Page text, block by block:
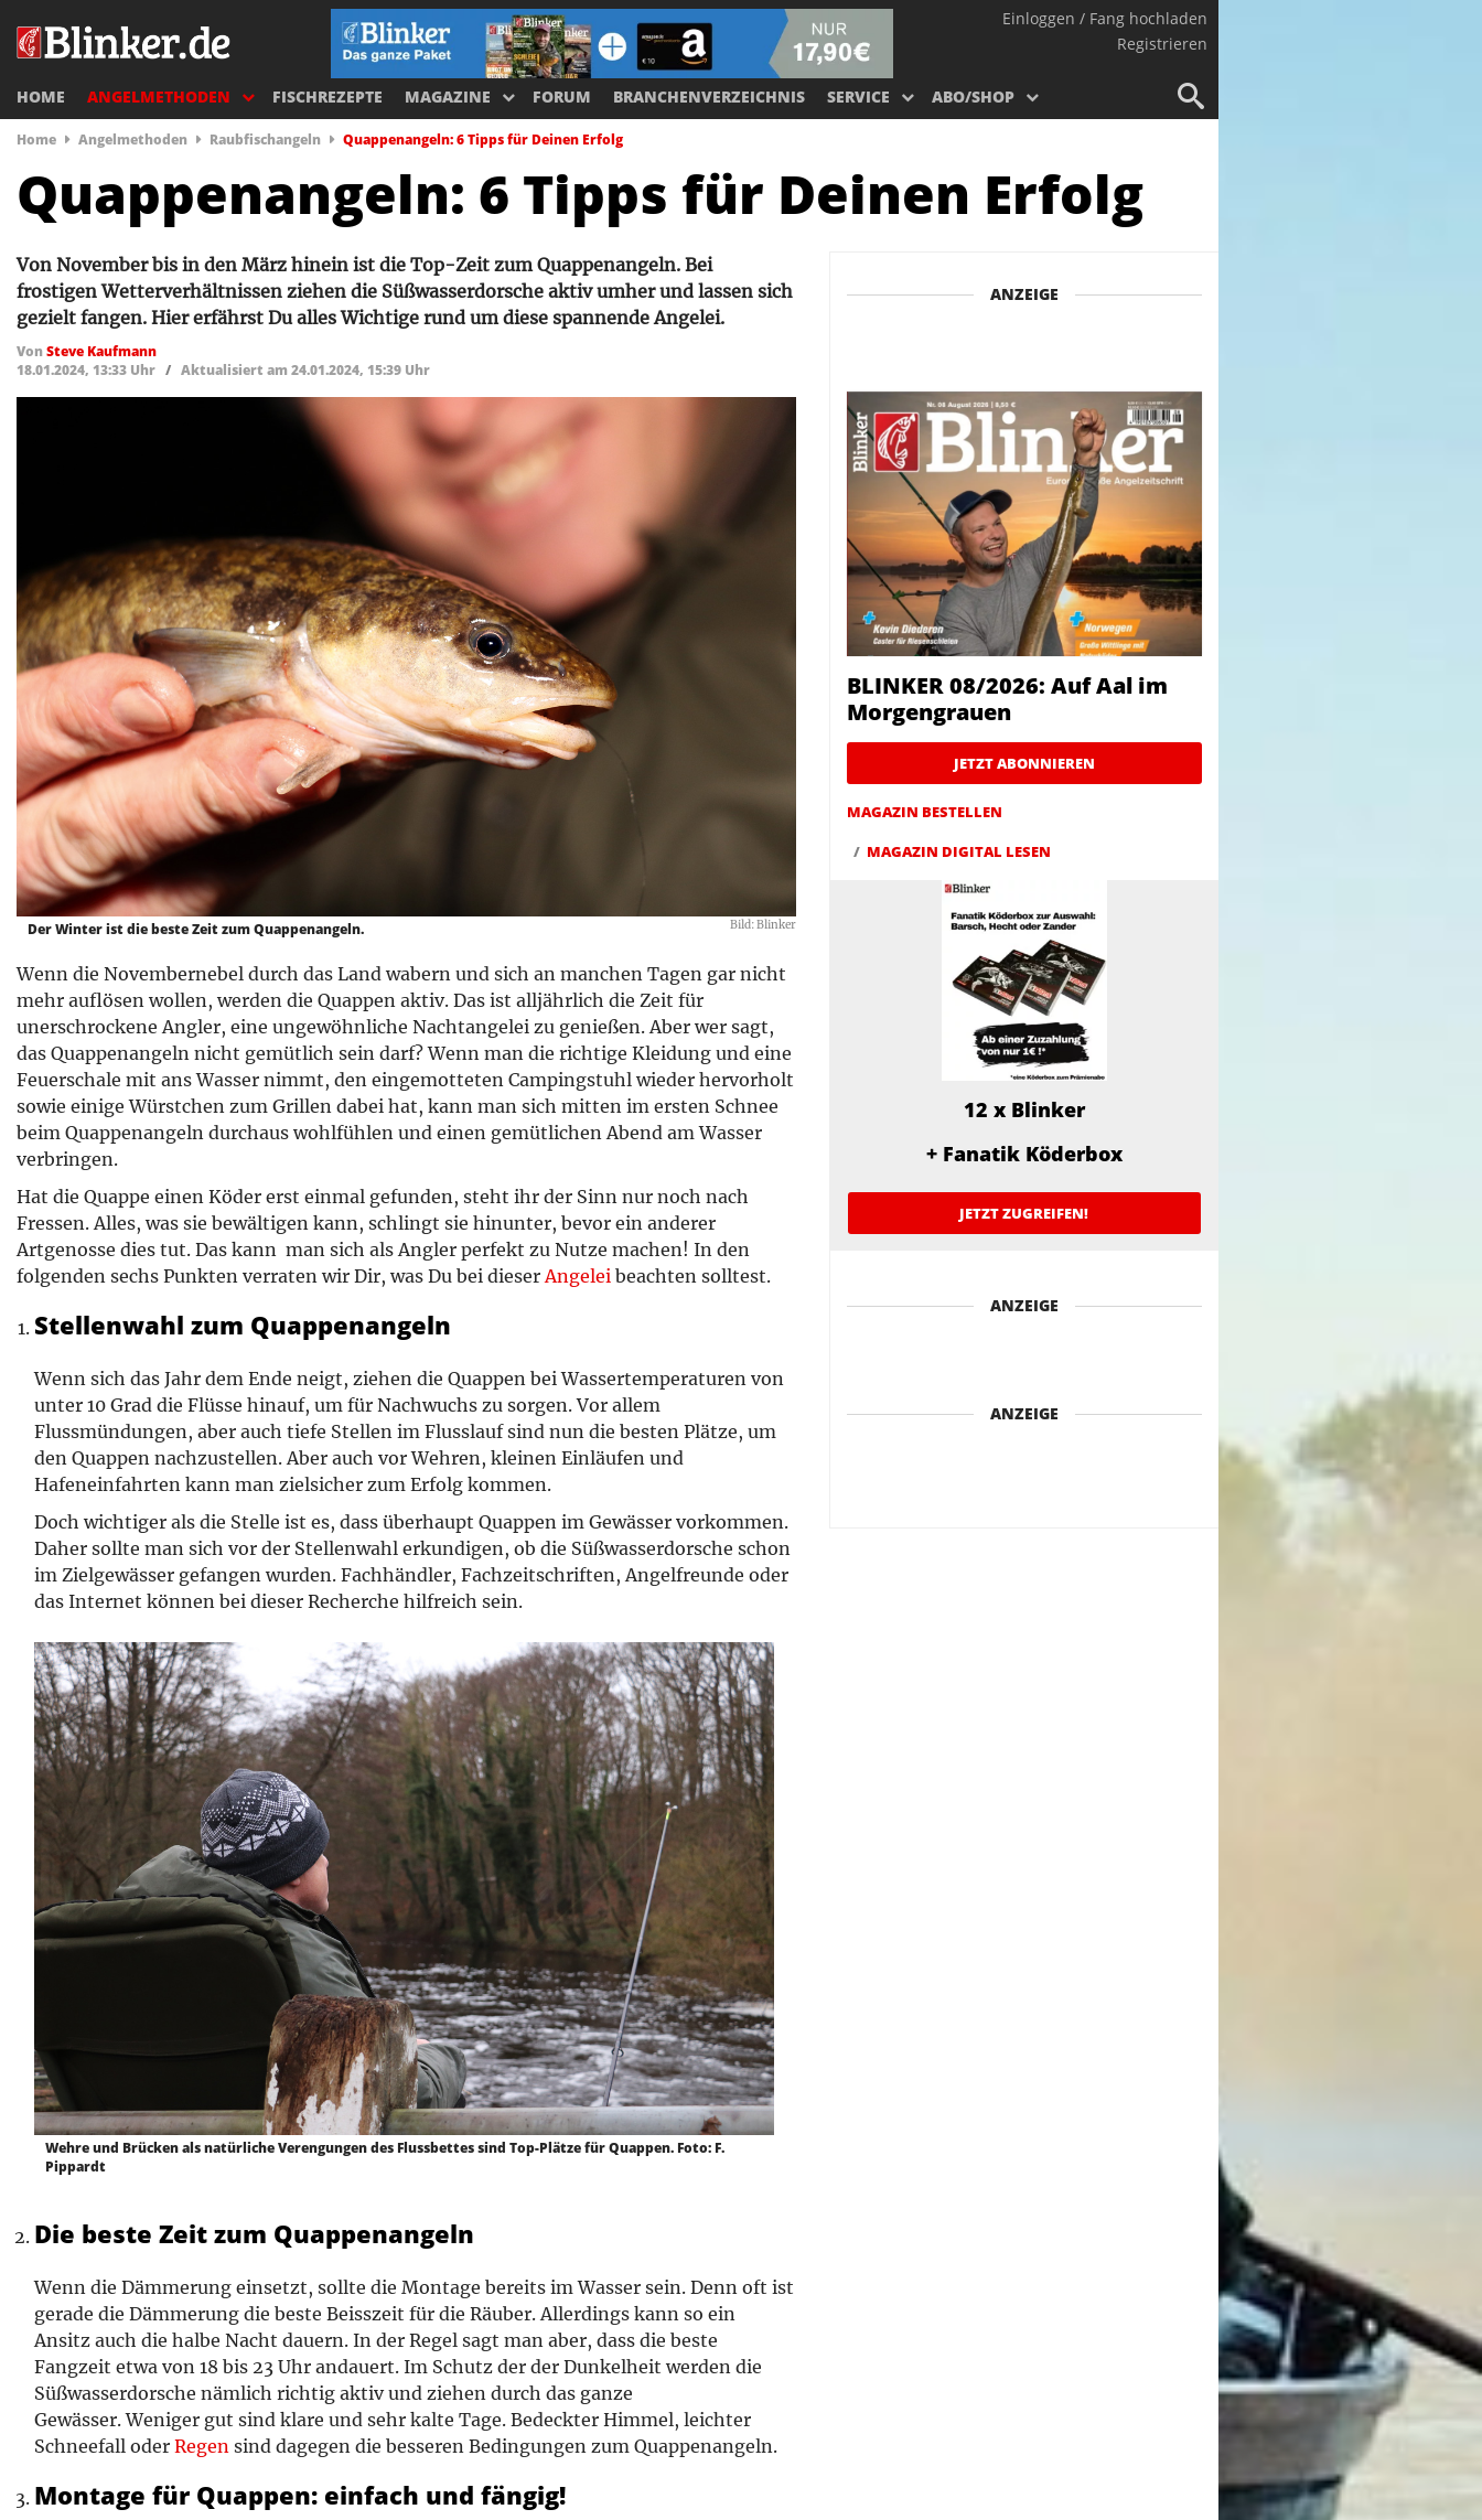
Einloggen / Fang hochladen
Registrieren
HOME ANGELMETHODEN FISCHREZEPTE MAGAZINE FORUM BRANCHENVERZEICHNIS SERVICE ABO/SHOP
Home Angelmethoden Raubfischangeln Quappenangeln: 6 Tipps für Deinen Erfolg
Quappenangeln: 6 Tipps für Deinen Erfolg
Von November bis in den März hinein ist die Top-Zeit zum Quappenangeln. Bei
frostigen Wetterverhältnissen ziehen die Süßwasserdorsche aktiv umher und lassen sich
gezielt fangen. Hier erfährst Du alles Wichtige rund um diese spannende Angelei.
VonSteve Kaufmann
18.01.2024, 13:33 Uhr / Aktualisiert am 24.01.2024, 15:39 Uhr
Bild: Blinker
Der Winter ist die beste Zeit zum Quappenangeln.
Wenn die Novembernebel durch das Land wabern und sich an manchen Tagen gar nicht
mehr auflösen wollen, werden die Quappen aktiv. Das ist alljährlich die Zeit für
unerschrockene Angler, eine ungewöhnliche Nachtangelei zu genießen. Aber wer sagt,
das Quappenangeln nicht gemütlich sein darf? Wenn man die richtige Kleidung und eine
Feuerschale mit ans Wasser nimmt, den eingemotteten Campingstuhl wieder hervorholt
sowie einige Würstchen zum Grillen dabei hat, kann man sich mitten im ersten Schnee
beim Quappenangeln durchaus wohlfühlen und einen gemütlichen Abend am Wasser
verbringen.
Hat die Quappe einen Köder erst einmal gefunden, steht ihr der Sinn nur noch nach
Fressen. Alles, was sie bewältigen kann, schlingt sie hinunter, bevor ein anderer
Artgenosse dies tut. Das kann man sich als Angler perfekt zu Nutze machen! In den
folgenden sechs Punkten verraten wir Dir, was Du bei dieserAngelei beachten solltest.
Stellenwahl zum Quappenangeln
Wenn sich das Jahr dem Ende neigt, ziehen die Quappen bei Wassertemperaturen von
unter 10 Grad die Flüsse hinauf, um für Nachwuchs zu sorgen. Vor allem
Flussmündungen, aber auch tiefe Stellen im Flusslauf sind nun die besten Plätze, um
den Quappen nachzustellen. Aber auch vor Wehren, kleinen Einläufen und
Hafeneinfahrten kann man zielsicher zum Erfolg kommen.
Doch wichtiger als die Stelle ist es, dass überhaupt Quappen im Gewässer vorkommen.
Daher sollte man sich vor der Stellenwahl erkundigen, ob die Süßwasserdorsche schon
im Zielgewässer gefangen wurden. Fachhändler, Fachzeitschriften, Angelfreunde oder
das Internet können bei dieser Recherche hilfreich sein.
Wehre und Brücken als natürliche Verengungen des Flussbettes sind Top-Plätze für Quappen. Foto: F.
Pippardt
Die beste Zeit zum Quappenangeln
Wenn die Dämmerung einsetzt, sollte die Montage bereits im Wasser sein. Denn oft ist
gerade die Dämmerung die beste Beisszeit für die Räuber. Allerdings kann so ein
Ansitz auch die halbe Nacht dauern. In der Regel sagt man aber, dass die beste
Fangzeit etwa von 18 bis 23 Uhr andauert. Im Schutz der der Dunkelheit werden die
Süßwasserdorsche nämlich richtig aktiv und ziehen durch das ganze
Gewässer. Weniger gut sind klare und sehr kalte Tage. Bedeckter Himmel, leichter
Schneefall oder Regen sind dagegen die besseren Bedingungen zum Quappenangeln.
Montage für Quappen: einfach und fängig!
ANZEIGE
BLINKER 08/2026: Auf Aal im
Morgengrauen
JETZT ABONNIEREN
MAGAZIN BESTELLEN
MAGAZIN DIGITAL LESEN
12 x Blinker
+ Fanatik Köderbox
JETZT ZUGREIFEN!
ANZEIGE
ANZEIGE